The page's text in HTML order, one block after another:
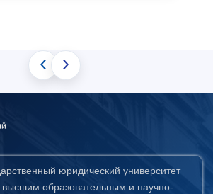
‹ ›
юридический университет
образовательным и научно-